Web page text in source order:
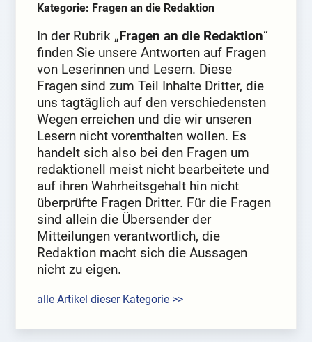
Kategorie: Fragen an die Redaktion
In der Rubrik „Fragen an die Redaktion“
finden Sie unsere Antworten auf Fragen
von Leserinnen und Lesern. Diese
Fragen sind zum Teil Inhalte Dritter, die
uns tagtäglich auf den verschiedensten
Wegen erreichen und die wir unseren
Lesern nicht vorenthalten wollen. Es
handelt sich also bei den Fragen um
redaktionell meist nicht bearbeitete und
auf ihren Wahrheitsgehalt hin nicht
überprüfte Fragen Dritter. Für die Fragen
sind allein die Übersender der
Mitteilungen verantwortlich, die
Redaktion macht sich die Aussagen
nicht zu eigen.
alle Artikel dieser Kategorie >>